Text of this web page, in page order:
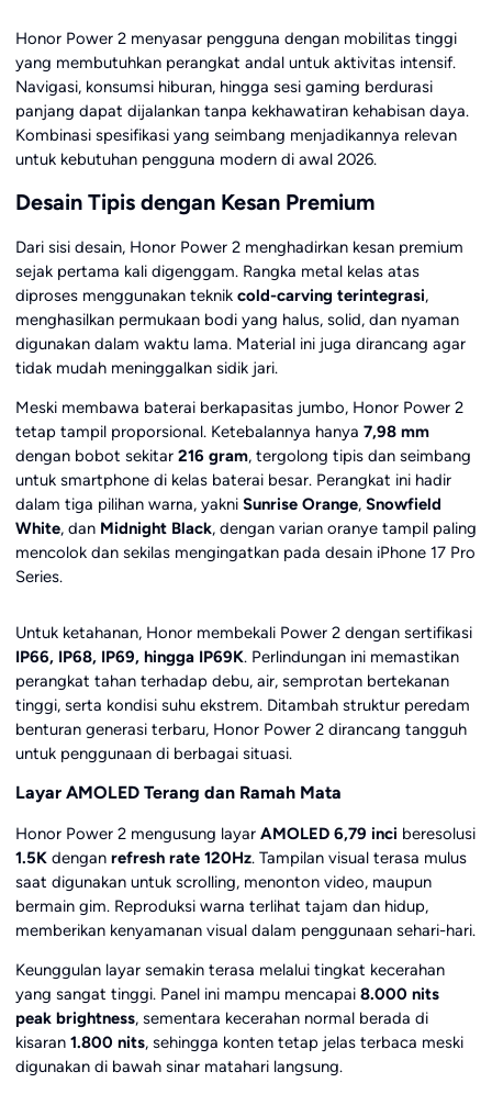
Honor Power 2 menyasar pengguna dengan mobilitas tinggi
yang membutuhkan perangkat andal untuk aktivitas intensif.
Navigasi, konsumsi hiburan, hingga sesi gaming berdurasi
panjang dapat dijalankan tanpa kekhawatiran kehabisan daya.
Kombinasi spesifikasi yang seimbang menjadikannya relevan
untuk kebutuhan pengguna modern di awal 2026.
Desain Tipis dengan Kesan Premium
Dari sisi desain, Honor Power 2 menghadirkan kesan premium
sejak pertama kali digenggam. Rangka metal kelas atas
diproses menggunakan teknik cold-carving terintegrasi,
menghasilkan permukaan bodi yang halus, solid, dan nyaman
digunakan dalam waktu lama. Material ini juga dirancang agar
tidak mudah meninggalkan sidik jari.
Meski membawa baterai berkapasitas jumbo, Honor Power 2
tetap tampil proporsional. Ketebalannya hanya 7,98 mm
dengan bobot sekitar 216 gram, tergolong tipis dan seimbang
untuk smartphone di kelas baterai besar. Perangkat ini hadir
dalam tiga pilihan warna, yakni Sunrise Orange, Snowfield
White, dan Midnight Black, dengan varian oranye tampil paling
mencolok dan sekilas mengingatkan pada desain iPhone 17 Pro
Series.
Untuk ketahanan, Honor membekali Power 2 dengan sertifikasi
IP66, IP68, IP69, hingga IP69K. Perlindungan ini memastikan
perangkat tahan terhadap debu, air, semprotan bertekanan
tinggi, serta kondisi suhu ekstrem. Ditambah struktur peredam
benturan generasi terbaru, Honor Power 2 dirancang tangguh
untuk penggunaan di berbagai situasi.
Layar AMOLED Terang dan Ramah Mata
Honor Power 2 mengusung layar AMOLED 6,79 inci beresolusi
1.5Kdengan refresh rate 120Hz. Tampilan visual terasa mulus
saat digunakan untuk scrolling, menonton video, maupun
bermain gim. Reproduksi warna terlihat tajam dan hidup,
memberikan kenyamanan visual dalam penggunaan sehari-hari.
Keunggulan layar semakin terasa melalui tingkat kecerahan
yang sangat tinggi. Panel ini mampu mencapai 8.000 nits
peak brightness, sementara kecerahan normal berada di
kisaran 1.800 nits, sehingga konten tetap jelas terbaca meski
digunakan di bawah sinar matahari langsung.